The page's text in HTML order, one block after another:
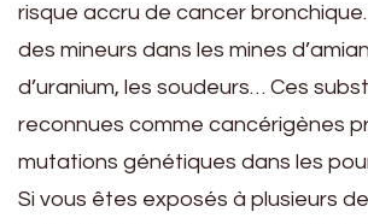
risque accru de cancer bronchique.
des mineurs dans les mines
d’uranium, les soudeurs… Ces
reconnues comme cancérigènes
mutations génétiques dans les
Si vous êtes exposés à plusieurs